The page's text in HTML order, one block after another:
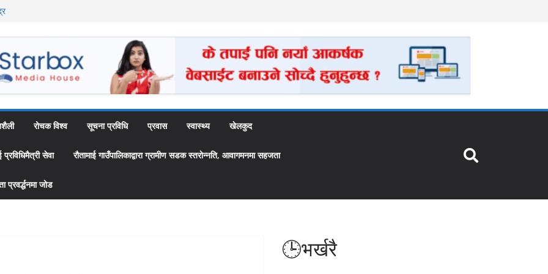
वाटिका’
रोचक विश्व सूचना प्रविधि प्रवास स्वास्थ्य खेलकुद
सेवा रौतामाई गाउँपालिकाद्वारा ग्रामीण सडक स्तरोन्नति, आवागमनमा सहजता
प्रवर्द्धनमा जोड
🕒भर्खरै